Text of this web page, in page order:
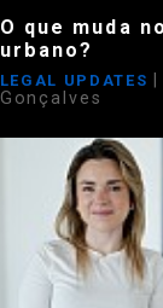
O que muda
urbano?
LEGAL UPDATES
Gonçalves